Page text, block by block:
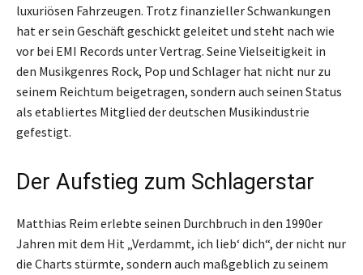
luxuriösen Fahrzeugen. Trotz finanzieller Schwankungen
hat er sein Geschäft geschickt geleitet und steht nach wie
vor bei EMI Records unter Vertrag. Seine Vielseitigkeit in
den Musikgenres Rock, Pop und Schlager hat nicht nur zu
seinem Reichtum beigetragen, sondern auch seinen Status
als etabliertes Mitglied der deutschen Musikindustrie
gefestigt.
Der Aufstieg zum Schlagerstar
Matthias Reim erlebte seinen Durchbruch in den 1990er
Jahren mit dem Hit „Verdammt, ich lieb‘ dich“, der nicht nur
die Charts stürmte, sondern auch maßgeblich zu seinem